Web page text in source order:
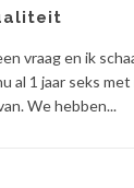
vraag en ik
al 1 jaar seks
We hebben...